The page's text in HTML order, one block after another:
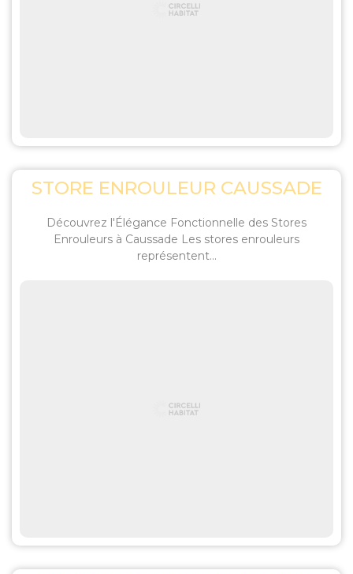
STORE ENROULEUR CAUSSADE
Découvrez l'Élégance Fonctionnelle des Stores
Enrouleurs à Caussade Les stores enrouleurs
représentent...